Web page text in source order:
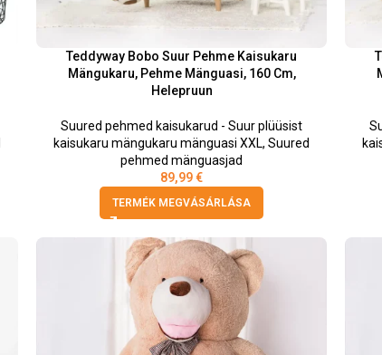
Teddyway Bobo Suur Pehme Kaisukaru
Mängukaru, Pehme Mänguasi, 160 Cm,
Helepruun
Suured pehmed kaisukarud - Suur plüüsist
kaisukaru mängukaru mänguasi XXL, Suured
pehmed mänguasjad
89,99€
TERMÉK MEGVÁSÁRLÁSA